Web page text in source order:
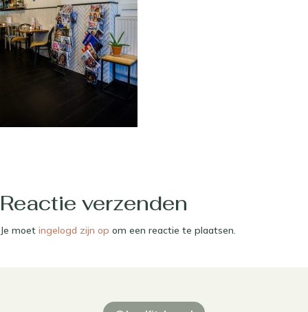
Reactie verzenden
Je moet ingelogd zijn op om een reactie te plaatsen.